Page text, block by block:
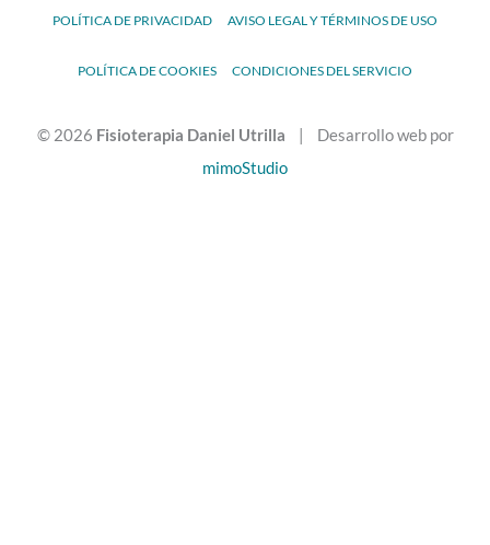
POLÍTICA DE PRIVACIDAD AVISO LEGAL Y TÉRMINOS DE USO
POLÍTICA DE COOKIES CONDICIONES DEL SERVICIO
© 2026 Fisioterapia Daniel Utrilla | Desarrollo web por
mimoStudio